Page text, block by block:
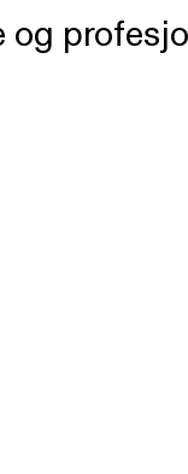
og